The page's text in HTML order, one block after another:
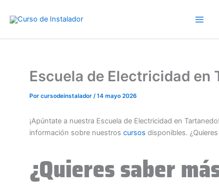
Escuela de Electricidad en
Por cursodeinstalador /14 mayo 2026
¡Apúntate a nuestra Escuela de Electricidad en
información sobre nuestros cursos disponibles.
¿Quieres saber